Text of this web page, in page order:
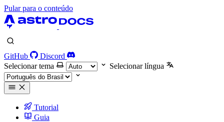
Pular para o conteúdo
GitHub
Discord
Selecionar tema
Selecionar língua
Tutorial
Guia